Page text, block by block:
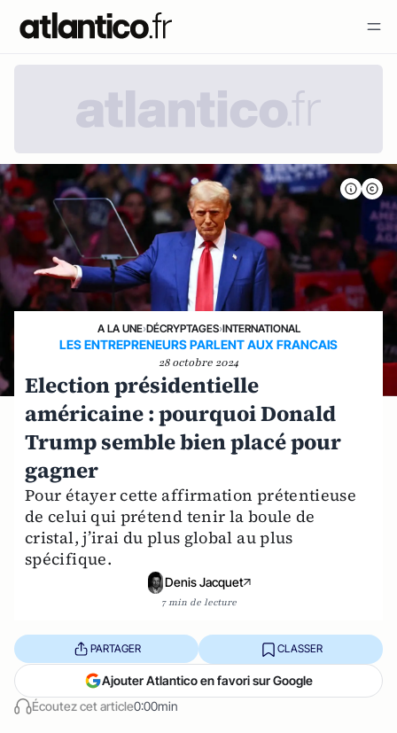
A LA UNE›DÉCRYPTAGES›INTERNATIONAL
LES ENTREPRENEURS PARLENT AUX FRANCAIS
28 octobre 2024
Election présidentielle
américaine : pourquoi Donald
Trump semble bien placé pour
gagner
Pour étayer cette affirmation prétentieuse
de celui qui prétend tenir la boule de
cristal, j’irai du plus global au plus
spécifique.
Denis Jacquet
7 min de lecture
Écoutez cet article0:00min
PARTAGER CLASSER
Ajouter Atlantico en favori sur Google